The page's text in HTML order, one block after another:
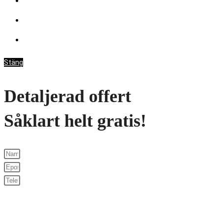
Stäng
Detaljerad offert
Såklart helt gratis!